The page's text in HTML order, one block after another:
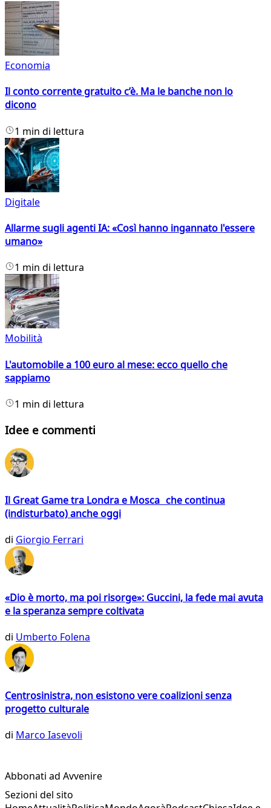
Economia
Il conto corrente gratuito c’è. Ma le banche non lo
dicono
1 min di lettura
Digitale
Allarme sugli agenti IA: «Così hanno ingannato l'essere
umano»
1 min di lettura
Mobilità
L'automobile a 100 euro al mese: ecco quello che
sappiamo
1 min di lettura
Idee e commenti
Il Great Game tra Londra e Mosca che continua
(indisturbato) anche oggi
di Giorgio Ferrari
«Dio è morto, ma poi risorge»: Guccini, la fede mai avuta
e la speranza sempre coltivata
di Umberto Folena
Centrosinistra, non esistono vere coalizioni senza
progetto culturale
di Marco Iasevoli
Abbonati ad Avvenire
Sezioni del sito